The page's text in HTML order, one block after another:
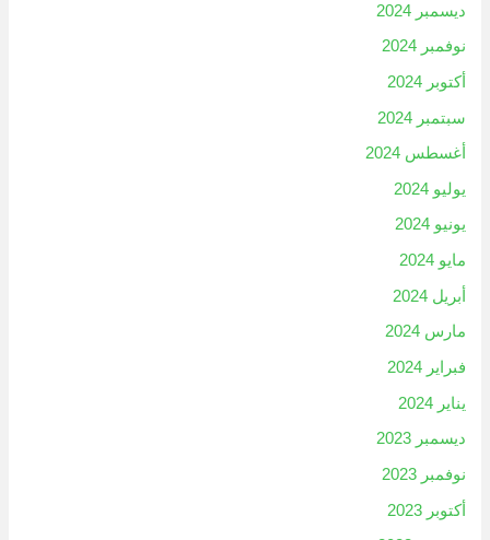
ديسمبر 2024
نوفمبر 2024
أكتوبر 2024
سبتمبر 2024
أغسطس 2024
يوليو 2024
يونيو 2024
مايو 2024
أبريل 2024
مارس 2024
فبراير 2024
يناير 2024
ديسمبر 2023
نوفمبر 2023
أكتوبر 2023